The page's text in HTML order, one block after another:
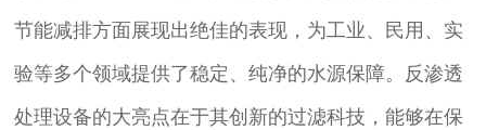
节能减排方面展现出绝佳的表现，为工业、民用、实
验等多个领域提供了稳定、纯净的水源保障。反渗透
处理设备的大亮点在于其创新的过滤科技，能够在保